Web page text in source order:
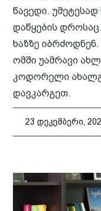
წავედი. უმეტესად
დაწყების დროსაც.
ხაზზე
ომში უამრავი
კოდორელი
დავკარგეთ.
23 დეკემბერი,